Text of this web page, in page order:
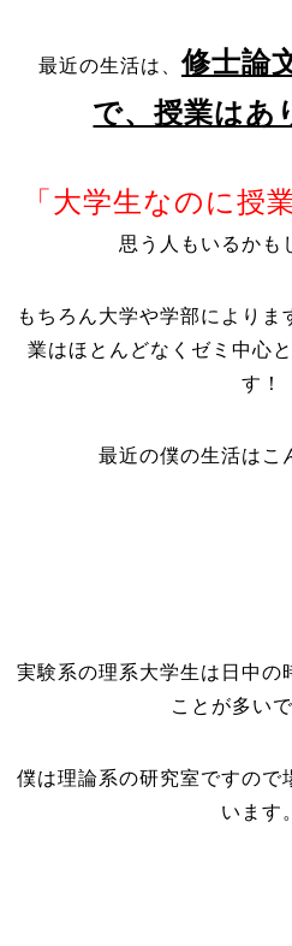
最近の生活は、修士論
で、授業はあ
「大学生なのに授
思う人もいるかも
もちろん大学や学部によりま
業はほとんどなくゼミ中心
す！
最近の僕の生活はこ
実験系の理系大学生は日中の
ことが多いで
僕は理論系の研究室ですので
います。